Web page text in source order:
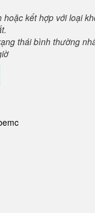
kết hợp với loại
thái bình thường